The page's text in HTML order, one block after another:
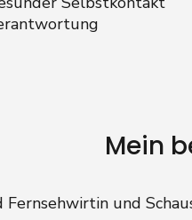
Fernsehwirtin und
Mein